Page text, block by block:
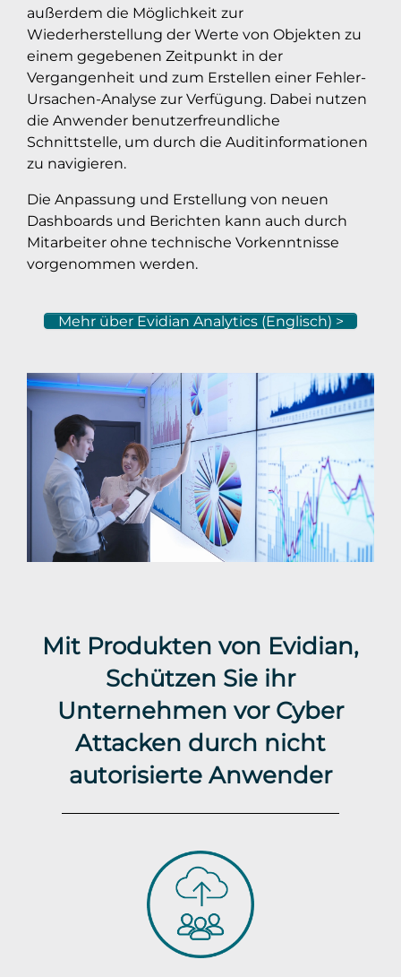
außerdem die Möglichkeit zur
Wiederherstellung der Werte von Objekten zu
einem gegebenen Zeitpunkt in der
Vergangenheit und zum Erstellen einer Fehler-
Ursachen-Analyse zur Verfügung. Dabei nutzen
die Anwender benutzerfreundliche
Schnittstelle, um durch die Auditinformationen
zu navigieren.
Die Anpassung und Erstellung von neuen
Dashboards und Berichten kann auch durch
Mitarbeiter ohne technische Vorkenntnisse
vorgenommen werden.
Mehr über Evidian Analytics (Englisch) >
Mit Produkten von Evidian,
Schützen Sie ihr
Unternehmen vor Cyber
Attacken durch nicht
autorisierte Anwender